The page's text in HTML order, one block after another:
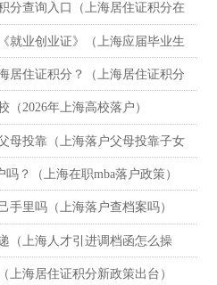
分查询入口（上海居住证积分在
就业创业证》（上海应届毕业生
居住证积分？（上海居住证积分
（2026年上海高校落户）
母投靠（上海落户父母投靠子女
？（上海在职mba落户政策）
手里吗（上海落户查档案吗）
（上海人才引进调档函怎么操
上海居住证积分新政策出台）